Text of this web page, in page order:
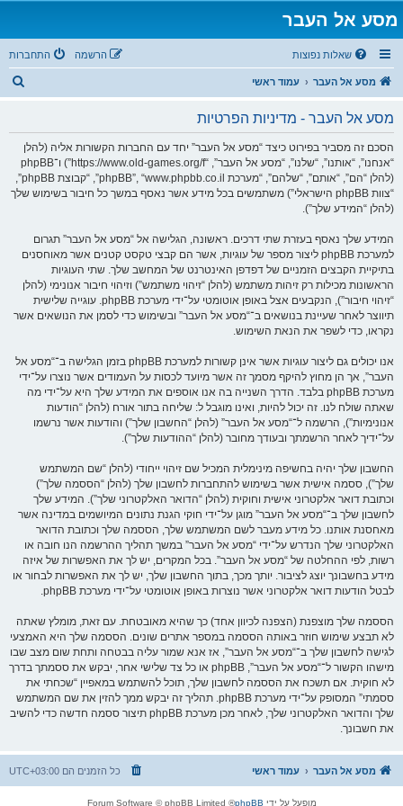
מסע אל העבר
שאלות נפוצות התחברות הרשמה
מסע אל העבר עמוד ראשי
מסע אל העבר - מדיניות הפרטיות
הסכם זה מסביר בפירוט כיצד “מסע אל העבר” יחד עם החברות הקשורות אליה (להלן
“אנחנו”, “אותנו”, “שלנו”, “מסע אל העבר”, “https://www.old-games.org/f”) ו־phpBB
(להלן “הם”, “אותם”, “שלהם”, “מערכת phpBB”, “www.phpbb.co.il”, “קבוצת phpBB”,
“צוות phpBB הישראלי”) משתמשים בכל מידע אשר נאסף במשך כל חיבור בשימוש שלך
(להלן “המידע שלך”).
המידע שלך נאסף בעזרת שתי דרכים. ראשונה, הגלישה אל “מסע אל העבר” תגרום
למערכת phpBB ליצור מספר של עוגיות, אשר הם קבצי טקסט קטנים אשר מאוחסנים
בתיקיית הקבצים הזמניים של דפדפן האינטרנט של המחשב שלך. שתי העוגיות
הראשונות מכילות רק זיהות משתמש (להלן “זיהוי משתמש”) וזיהוי חיבור אנונימי (להלן
“זיהוי חיבור”), הנקבעים אצל באופן אוטומטי על־ידי מערכת phpBB. עוגייה שלישית
תיווצר לאחר שעיינת בנושאים ב־“מסע אל העבר” ובשימוש כדי לסמן את הנושאים אשר
נקראו, כדי לשפר את הנאת השימוש.
אנו יכולים גם ליצור עוגיות אשר אינן קשורות למערכת phpBB בזמן הגלישה ב־“מסע אל
העבר”, אך הן מחוץ להיקף מסמך זה אשר מיועד לכסות על העמודים אשר נוצרו על־ידי
מערכת phpBB בלבד. הדרך השנייה בה אנו אוספים את המידע שלך היא על־ידי מה
שאתה שולח לנו. זה יכול להיות, ואינו מוגבל ל: שליחה בתור אורח (להלן “הודעות
אנונימיות”), הרשמה ל־“מסע אל העבר” (להלן “החשבון שלך”) והודעות אשר נרשמו
על־ידיך לאחר הרשמתך ובעודך מחובר (להלן “ההודעות שלך”).
החשבון שלך יהיה בחשיפה מינימלית המכיל שם זיהוי ייחודי (להלן “שם המשתמש
שלך”), ססמה אישית אשר בשימוש להתחברות לחשבון שלך (להלן “הססמה שלך”)
וכתובת דואר אלקטרוני אישית וחוקית (להלן “הדואר האלקטרוני שלך”). המידע שלך
לחשבון שלך ב־“מסע אל העבר” מוגן על־ידי חוקי הגנת נתונים המיושמים במדינה אשר
מאחסנת אותנו. כל מידע מעבר לשם המשתמש שלך, הססמה שלך וכתובת הדואר
האלקטרוני שלך הנדרש על־ידי “מסע אל העבר” במשך תהליך ההרשמה הנו חובה או
רשות, לפי ההחלטה של “מסע אל העבר”. בכל המקרים, יש לך את האפשרות של איזה
מידע בחשבונך יוצג לציבור. יותך מכך, בתוך החשבון שלך, יש לך את האפשרות לבחור או
לבטל הודעות דואר אלקטרוני אשר נוצרות באופן אוטומטי על־ידי מערכת phpBB.
הססמה שלך מוצפנת (הצפנה לכיוון אחד) כך שהיא מאובטחת. עם זאת, מומלץ שאתה
לא תבצע שימוש חוזר באותה הססמה במספר אתרים שונים. הססמה שלך היא האמצעי
לגישה לחשבון שלך ב־“מסע אל העבר”, אז אנא שמור עליה בבטחה ותחת שום מצב שבו
מישהו הקשור ל־“מסע אל העבר”, phpBB או כל צד שלישי אחר, יבקש את ססמתך בדרך
לא חוקית. אם תשכח את הססמה לחשבון שלך, תוכל להשתמש במאפיין “שכחתי את
ססמתי” המסופק על־ידי מערכת phpBB. תהליך זה יבקש ממך להזין את שם המשתמש
שלך והדואר האלקטרוני שלך, לאחר מכן מערכת phpBB תיצור ססמה חדשה כדי להשיב
את חשבונך.
מסע אל העבר עמוד ראשי כל הזמנים הם UTC+03:00
מופעל על ידי phpBB
® Forum Software © phpBB Limited